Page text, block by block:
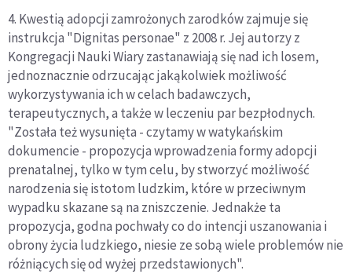
4. Kwestią adopcji zamrożonych zarodków zajmuje się
instrukcja "Dignitas personae" z 2008 r. Jej autorzy z
Kongregacji Nauki Wiary zastanawiają się nad ich losem,
jednoznacznie odrzucając jakąkolwiek możliwość
wykorzystywania ich w celach badawczych,
terapeutycznych, a także w leczeniu par bezpłodnych.
"Została też wysunięta - czytamy w watykańskim
dokumencie - propozycja wprowadzenia formy adopcji
prenatalnej, tylko w tym celu, by stworzyć możliwość
narodzenia się istotom ludzkim, które w przeciwnym
wypadku skazane są na zniszczenie. Jednakże ta
propozycja, godna pochwały co do intencji uszanowania i
obrony życia ludzkiego, niesie ze sobą wiele problemów nie
różniących się od wyżej przedstawionych".